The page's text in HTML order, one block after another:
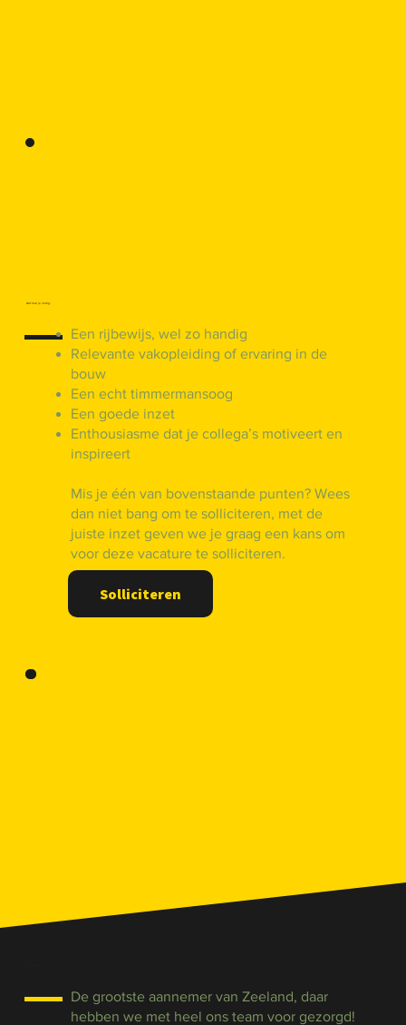
Wat heb je nodig:
Een rijbewijs, wel zo handig
Relevante vakopleiding of ervaring in de
bouw
Een echt timmermansoog
Een goede inzet
Enthousiasme dat je collega’s motiveert en
inspireert
Mis je één van bovenstaande punten? Wees
dan niet bang om te solliciteren, met de
juiste inzet geven we je graag een kans om
voor deze vacature te solliciteren.
Solliciteren
De grootste aannemer van Zeeland, daar
hebben we met heel ons team voor gezorgd!